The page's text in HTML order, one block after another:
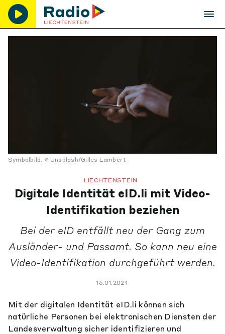
Symbolbild. Unsplash/Gilles Lambert
LIECHTENSTEIN
Digitale Identität eID.li mit Video-
Identifikation beziehen
Bei der eID entfällt neu der Gang zum
Ausländer- und Passamt. So kann neu eine
Video-Identifikation durchgeführt werden.
16.01.2024
Mit der digitalen Identität eID.li können sich
natürliche Personen bei elektronischen Diensten der
Landesverwaltung sicher identifizieren und